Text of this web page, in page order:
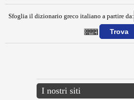
Sfoglia il dizionario greco italiano a partire da:
I nostri siti